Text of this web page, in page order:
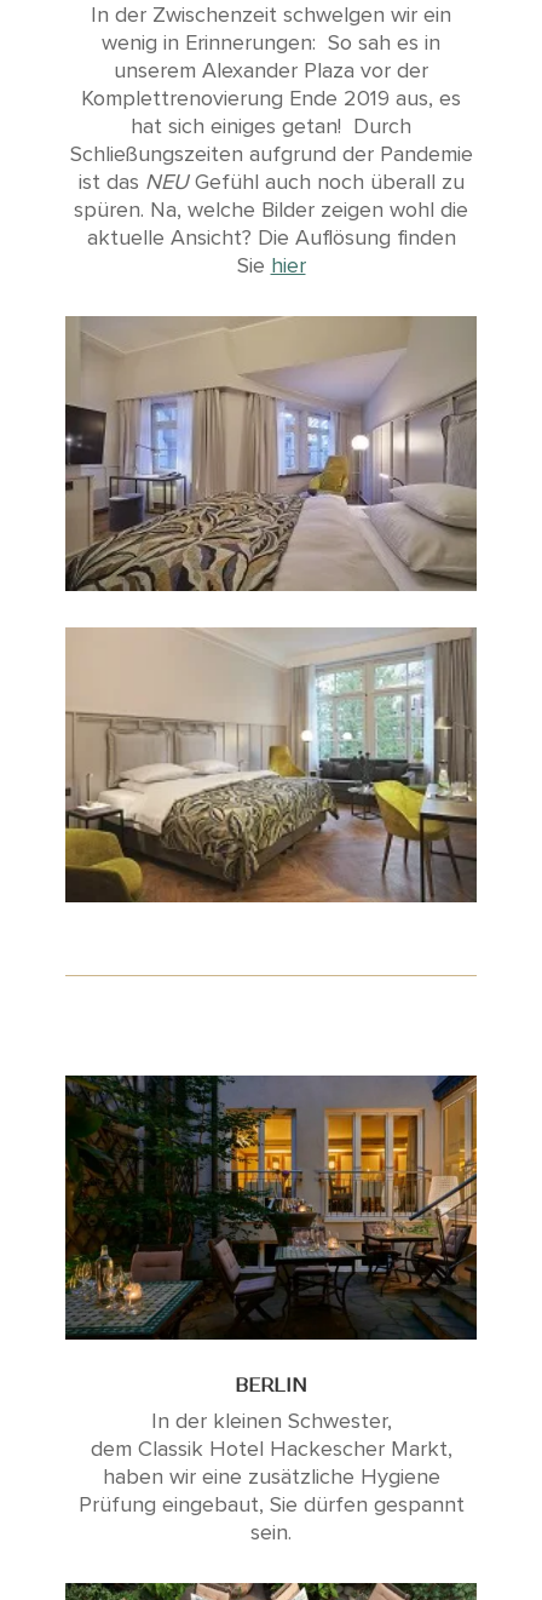
In der Zwischenzeit schwelgen wir ein
wenig in Erinnerungen: So sah es in
unserem Alexander Plaza vor der
Komplettrenovierung Ende 2019 aus, es
hat sich einiges getan! Durch
Schließungszeiten aufgrund der Pandemie
ist das NEU Gefühl auch noch überall zu
spüren. Na, welche Bilder zeigen wohl die
aktuelle Ansicht? Die Auflösung finden
Sie hier
BERLIN
In der kleinen Schwester,
dem Classik Hotel Hackescher Markt,
haben wir eine zusätzliche Hygiene
Prüfung eingebaut, Sie dürfen gespannt
sein.